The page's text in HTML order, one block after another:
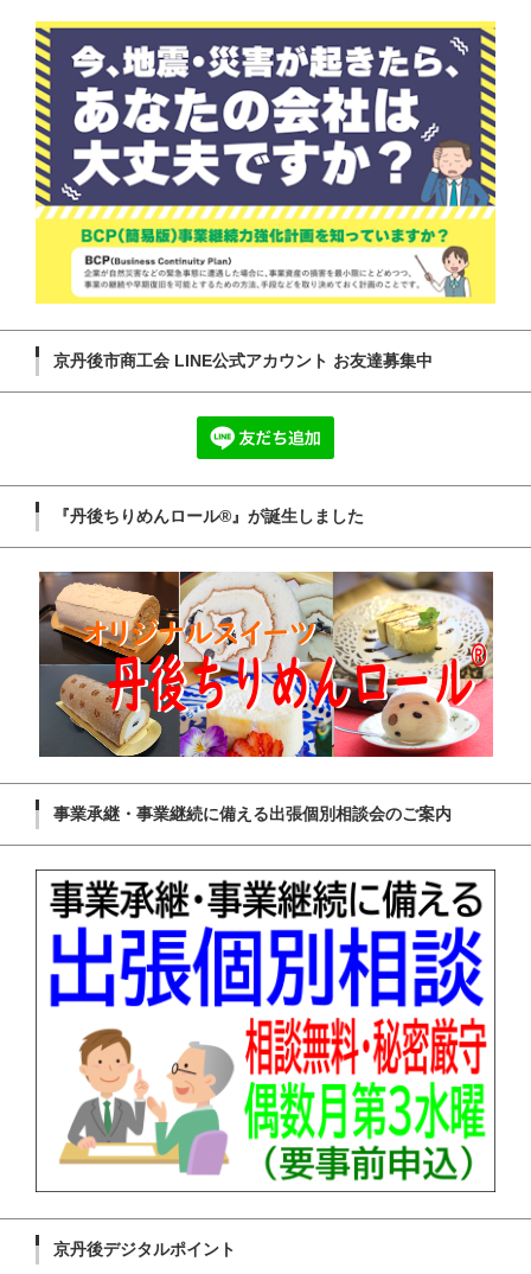
京丹後市商工会 LINE公式アカウント お友達募集中
『丹後ちりめんロール®』が誕生しました
事業承継・事業継続に備える出張個別相談会のご案内
京丹後デジタルポイント